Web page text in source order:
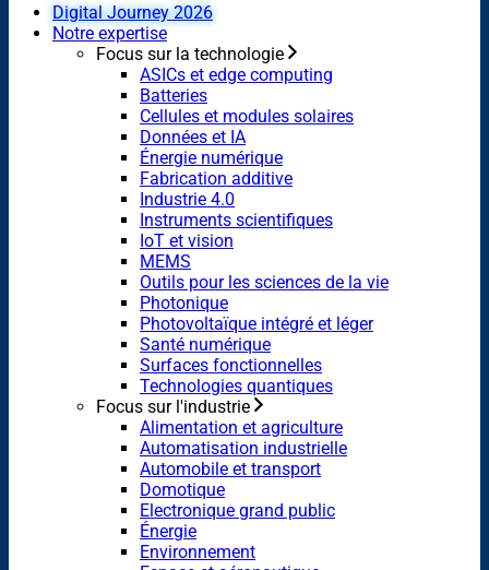
Digital Journey 2026
Notre expertise
Focus sur la technologie
ASICs et edge computing
Batteries
Cellules et modules solaires
Données et IA
Énergie numérique
Fabrication additive
Industrie 4.0
Instruments scientifiques
IoT et vision
MEMS
Outils pour les sciences de la vie
Photonique
Photovoltaïque intégré et léger
Santé numérique
Surfaces fonctionnelles
Technologies quantiques
Focus sur l'industrie
Alimentation et agriculture
Automatisation industrielle
Automobile et transport
Domotique
Electronique grand public
Énergie
Environnement